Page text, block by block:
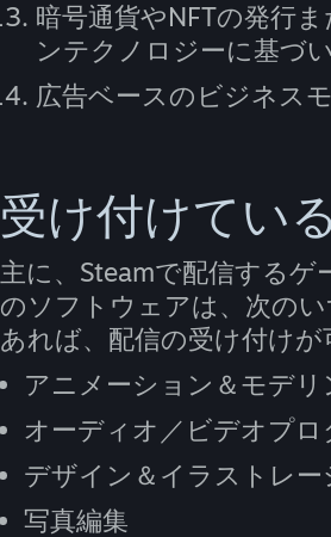
暗号通貨やNFTの発行
ンテクノロジーに基づ
広告ベースのビジネス
受け付けてい
主に、Steamで配信する
のソフトウェアは、次の
あれば、配信の受け付け
アニメーション＆モデリ
オーディオ／ビデオプ
デザイン＆イラストレー
写真編集